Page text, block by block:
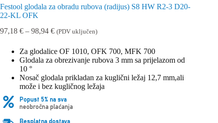
Festool glodala za obradu rubova (radijus) S8 HW R2-3 D20-
22-KL OFK
97,18 € – 98,94 €Raspon
od
97,18 €
do
98,94 €
(PDV uključen)
Za glodalice OF 1010, OFK 700, MFK 700
Glodala za obrezivanje rubova 3 mm sa prijelazom od
10 °
Nosač glodala prikladan za kuglični ležaj 12,7 mm,ali
može i bez kugličnog ležaja
Popust 5% na sva
neobročna plaćanja
Besplatna dostava